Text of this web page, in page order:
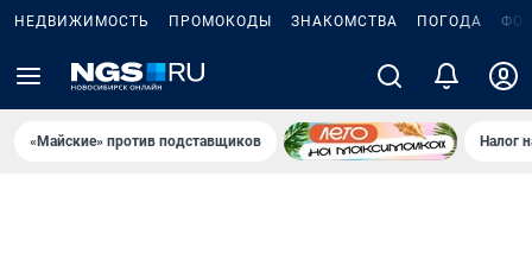
НЕДВИЖИМОСТЬ ПРОМОКОДЫ ЗНАКОМСТВА ПОГОДА
«Майские» против подставщиков Налог